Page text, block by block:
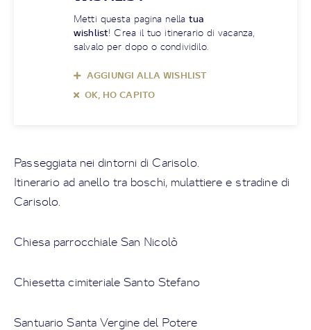
Metti questa pagina nellatua
wishlist! Crea il tuo itinerario di vacanza,
salvalo per dopo o condividilo.
AGGIUNGI ALLA WISHLIST
OK, HO CAPITO
Passeggiata nei dintorni di Carisolo.
Itinerario ad anello tra boschi, mulattiere e stradine di
Carisolo.
Chiesa parrocchiale San Nicolò
Chiesetta cimiteriale Santo Stefano
Santuario Santa Vergine del Potere